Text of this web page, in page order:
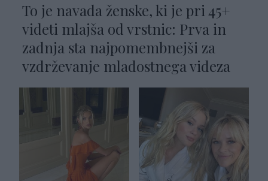
To je navada ženske, ki je pri 45+
videti mlajša od vrstnic: Prva in
zadnja sta najpomembnejši za
vzdrževanje mladostnega videza